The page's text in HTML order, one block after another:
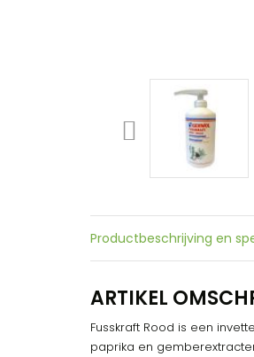
Productbeschrijving en
ARTIKEL
Fusskraft Rood is een
paprika en